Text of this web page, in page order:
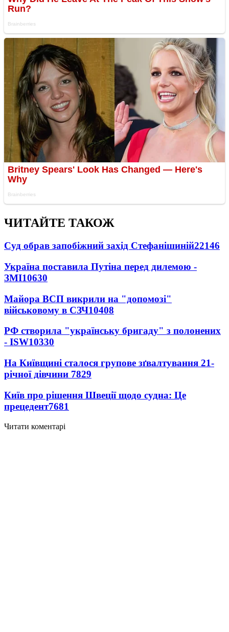
ЧИТАЙТЕ ТАКОЖ
Суд обрав запобіжний захід Стефанішиній22146
Україна поставила Путіна перед дилемою -
ЗМІ10630
Майора ВСП викрили на "допомозі"
військовому в СЗЧ10408
РФ створила "українську бригаду" з полонених
- ISW10330
На Київщині сталося групове зґвалтування 21-
річної дівчини 7829
Київ про рішення Швеції щодо судна: Це
прецедент7681
Читати коментарі